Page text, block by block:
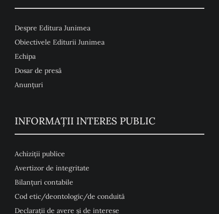
Despre Editura Junimea
Obiectivele Editurii Junimea
Echipa
Dosar de presă
Anunţuri
INFORMAȚII INTERES PUBLIC
Achiziții publice
Avertizor de integritate
Bilanțuri contabile
Cod etic/deontologic/de conduită
Declarații de avere și de interese